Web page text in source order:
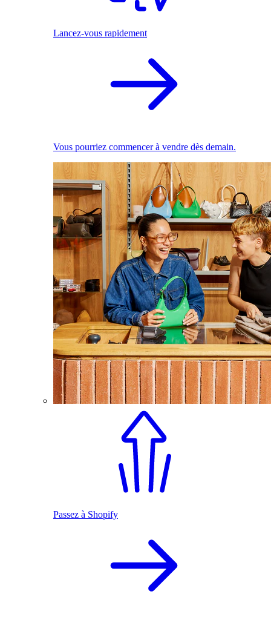
Lancez-vous rapidement
Vous pourriez commencer à vendre dès demain.
Passez à Shopify